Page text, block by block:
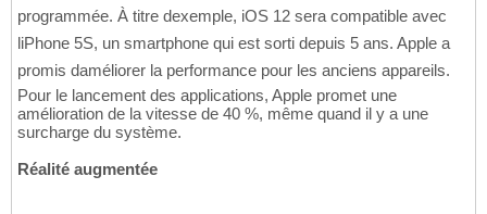
programmée. À titre dexemple, iOS 12 sera compatible avec
liPhone 5S, un smartphone qui est sorti depuis 5 ans. Apple a
promis daméliorer la performance pour les anciens appareils.
Pour le lancement des applications, Apple promet une
amélioration de la vitesse de 40 %, même quand il y a une
surcharge du système.
Réalité augmentée